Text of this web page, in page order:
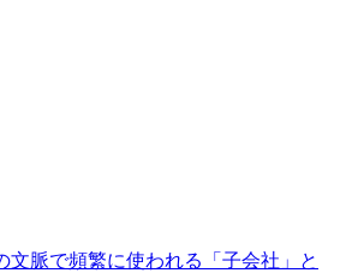
脈で頻繁に使われる「子会社」と